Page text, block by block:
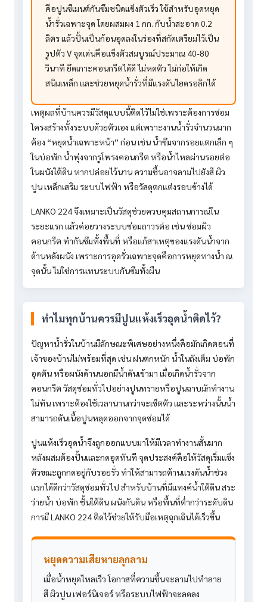
คือปูนซีเมนต์กันซึมชนิดแข็งตัวเร็ว ใช้สำหรับอุดหยุด
น้ำรั่วเฉพาะจุด โดยผสมผง 1 กก. กับน้ำสะอาด 0.2
ลิตร แล้วปั้นเป็นก้อนอุดลงในร่องที่สกัดเตรียมไว้เป็น
รูปตัว V จุดเด่นคือแข็งตัวสมบูรณ์ประมาณ 40-80
วินาที ยึดเกาะคอนกรีตได้ดี ไม่หดตัว ไม่ก่อให้เกิด
สนิมเหล็ก และช่วยหยุดน้ำรั่วที่มีแรงดันไฮดรอลิกได้
เหตุผลที่บ้านควรมีวัสดุแบบนี้ติดไว้ไม่ใช่เพราะต้องการซ่อม
โครงสร้างทั้งระบบด้วยตัวเอง แต่เพราะงานน้ำรั่วจำนวนมาก
ต้อง “หยุดน้ำเฉพาะหน้า” ก่อน เช่น น้ำซึมจากรอยแตกเล็ก ๆ
ในบ่อพัก น้ำพุ่งจากรูโพรงคอนกรีต หรือน้ำไหลผ่านรอยต่อ
ในผนังใต้ดิน หากปล่อยไว้นาน ความชื้นอาจลามไปยังสี ผิว
ปูน เหล็กเสริม ระบบไฟฟ้า หรือวัสดุตกแต่งรอบข้างได้
LANKO 224 จึงเหมาะเป็นวัสดุช่วยควบคุมสถานการณ์ใน
ระยะแรก แล้วค่อยวางระบบซ่อมถาวรต่อ เช่น ซ่อมผิว
คอนกรีต ทำกันซึมทั้งพื้นที่ หรือแก้สาเหตุของแรงดันน้ำจาก
ด้านหลังผนัง เพราะการอุดรั่วเฉพาะจุดคือการหยุดทางน้ำ ณ
จุดนั้น ไม่ใช่การแทนระบบกันซึมทั้งผืน
ทำไมทุกบ้านควรมีปูนแห้งเร็วอุดน้ำติดไว้?
ปัญหาน้ำรั่วในบ้านมีลักษณะพิเศษอย่างหนึ่งคือมักเกิดตอนที่
เจ้าของบ้านไม่พร้อมที่สุด เช่น ฝนตกหนัก น้ำในถังเต็ม บ่อพัก
อุดตัน หรือผนังด้านนอกมีน้ำดันเข้ามา เมื่อเกิดน้ำรั่วจาก
คอนกรีต วัสดุซ่อมทั่วไปอย่างปูนทรายหรือปูนฉาบมักทำงาน
ไม่ทัน เพราะต้องใช้เวลานานกว่าจะเซ็ตตัว และระหว่างนั้นน้ำ
สามารถดันเนื้อปูนหลุดออกจากจุดซ่อมได้
ปูนแห้งเร็วอุดน้ำจึงถูกออกแบบมาให้มีเวลาทำงานสั้นมาก
หลังผสมต้องปั้นและกดอุดทันที จุดประสงค์คือให้วัสดุเริ่มแข็ง
ตัวขณะถูกกดอยู่กับรอยรั่ว ทำให้สามารถต้านแรงดันน้ำช่วง
แรกได้ดีกว่าวัสดุซ่อมทั่วไป สำหรับบ้านที่มีแทงค์น้ำใต้ดิน สระ
ว่ายน้ำ บ่อพัก ชั้นใต้ดิน ผนังกันดิน หรือพื้นที่ต่ำกว่าระดับดิน
การมี LANKO 224 ติดไว้ช่วยให้รับมือเหตุฉุกเฉินได้เร็วขึ้น
หยุดความเสียหายลุกลาม
เมื่อน้ำหยุดไหลเร็ว โอกาสที่ความชื้นจะลามไปทำลาย
สี ผิวปูน เฟอร์นิเจอร์ หรือระบบไฟฟ้าจะลดลง